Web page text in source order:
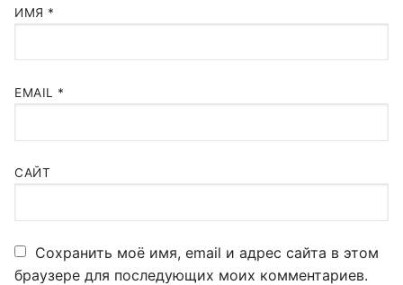
ИМЯ *
EMAIL *
САЙТ
Сохранить моё имя, email и адрес сайта в этом
браузере для последующих моих комментариев.